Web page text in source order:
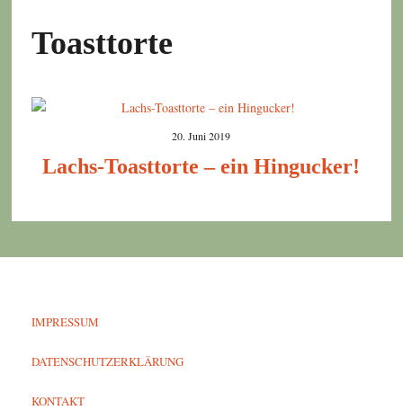
Toasttorte
20. Juni 2019
Lachs-Toasttorte – ein Hingucker!
IMPRESSUM
DATENSCHUTZERKLÄRUNG
KONTAKT